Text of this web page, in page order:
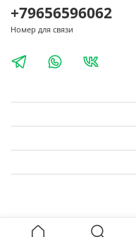
+79656596062
Номер для связи